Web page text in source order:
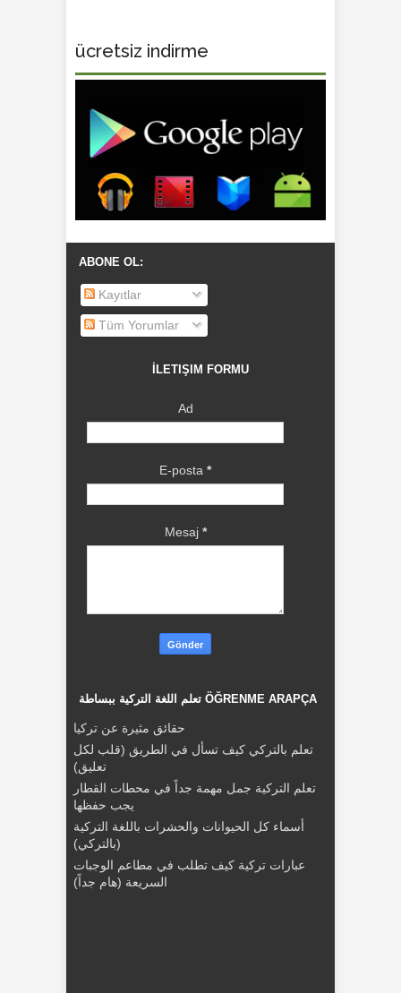
ücretsiz indirme
ABONE OL:
Kayıtlar
Tüm Yorumlar
İLETIŞIM FORMU
Ad
E-posta *
Mesaj *
تعلم اللغة التركية ببساطة ÖĞRENME ARAPÇA
حقائق مثيرة عن تركيا
تعلم بالتركي كيف تسأل في الطريق (قلب لكل
تعليق)
تعلم التركية جمل مهمة جداً في محطات القطار
يجب حفظها
أسماء كل الحيوانات والحشرات باللغة التركية
(بالتركي)
عبارات تركية كيف تطلب في مطاعم الوجبات
السريعة (هام جداً)